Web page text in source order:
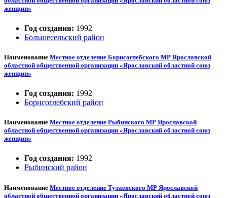
женщин»
Год создания: 1992
Большесельский район
Наименование Местное отделение Борисоглебского МР Ярославской
областной общественной организации «Ярославский областной союз
женщин»
Год создания: 1992
Борисоглебский район
Наименование Местное отделение Рыбинского МР Ярославской
областной общественной организации «Ярославский областной союз
женщин»
Год создания: 1992
Рыбинский район
Наименование Местное отделение Тутаевского МР Ярославской
областной общественной организации «Ярославский областной союз